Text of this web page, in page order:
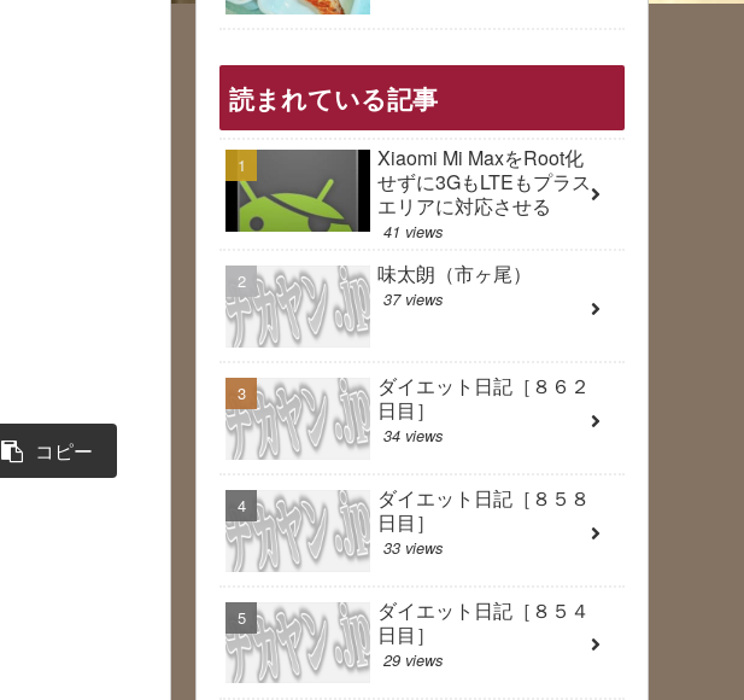
コピー
読まれている記事
Xiaomi Mi MaxをRoot化
せずに3GもLTEもプラス
エリアに対応させる
41 views
味太朗（市ヶ尾）
37 views
ダイエット日記［８６２
日目］
34 views
ダイエット日記［８５８
日目］
33 views
ダイエット日記［８５４
日目］
29 views